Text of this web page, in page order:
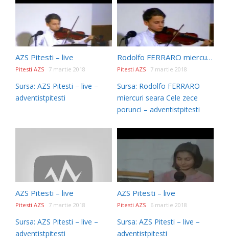
AZS Pitesti – live
Pitesti AZS 7 martie 2018
Sursa: AZS Pitesti – live –
adventistpitesti
Rodolfo FERRARO miercuri seara Cele zece porunci
Pitesti AZS 7 martie 2018
Sursa: Rodolfo FERRARO
miercuri seara Cele zece
porunci – adventistpitesti
AZS Pitesti – live
Pitesti AZS 7 martie 2018
Sursa: AZS Pitesti – live –
adventistpitesti
AZS Pitesti – live
Pitesti AZS 6 martie 2018
Sursa: AZS Pitesti – live –
adventistpitesti